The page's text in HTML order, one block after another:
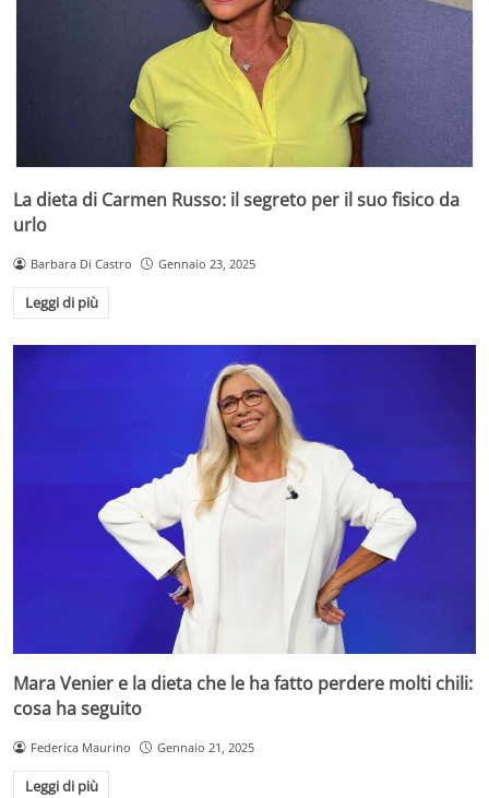
La dieta di Carmen Russo: il segreto per il suo fisico da
urlo
Barbara Di Castro Gennaio 23, 2025
Leggi di più
Mara Venier e la dieta che le ha fatto perdere molti chili:
cosa ha seguito
Federica Maurino Gennaio 21, 2025
Leggi di più